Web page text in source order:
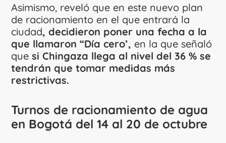
Asimismo, reveló que en este nuevo plan
de racionamiento en el que entrará la
ciudad, decidieron poner una fecha a la
que llamaron “Día cero’, en la que señaló
quesi Chingaza llega al nivel del 36 % se
tendrán que tomar medidas más
restrictivas.
Turnos de racionamiento de agua
en Bogotá del 14 al 20 de octubre